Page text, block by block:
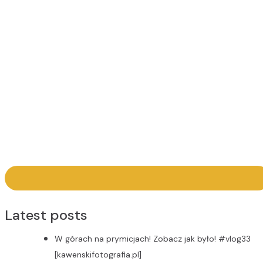
Latest posts
W górach na prymicjach! Zobacz jak było! #vlog33
[kawenskifotografia.pl]